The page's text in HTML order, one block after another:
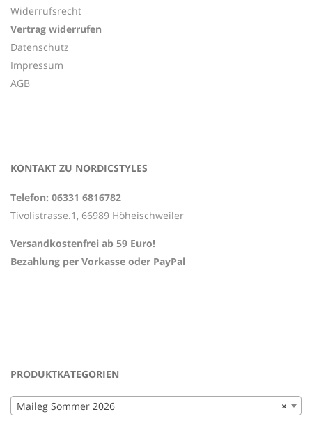
Widerrufsrecht
Vertrag widerrufen
Datenschutz
Impressum
AGB
KONTAKT ZU NORDICSTYLES
Telefon: 06331 6816782
Tivolistrasse.1, 66989 Höheischweiler
Versandkostenfrei ab 59 Euro!
Bezahlung per Vorkasse oder PayPal
PRODUKTKATEGORIEN
×
Maileg Sommer 2026